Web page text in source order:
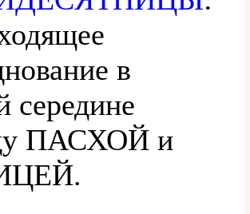
в
середине
ПАСХОЙ и